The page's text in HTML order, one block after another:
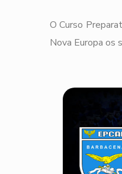
O Curso
Nova Europa os